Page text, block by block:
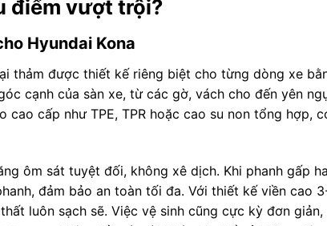
điểm vượt trội?
Hyundai Kona
thảm được thiết kế riêng biệt cho từng dòng xe
cạnh của sàn xe, từ các gờ, vách cho đến yên
cấp như TPE, TPR hoặc cao su non tổng hợp,
ôm sát tuyệt đối, không xê dịch. Khi phanh gấp
đảm bảo an toàn tối đa. Với thiết kế viền cao
luôn sạch sẽ. Việc vệ sinh cũng cực kỳ đơn